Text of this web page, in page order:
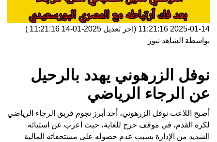
2025-01-14 11:21:16 (اخر تعديل 2025-01-14 11:21:16
)
بواسطة الشاهد نيوز
نوفل الزرهوني يهدد بالرحيل
عن الرجاء الرياضي
أصبح اللاعب نوفل الزرهوني، أحد أبرز نجوم فريق الرجاء الرياضي
لكرة القدم، في موقف حرج للغاية، حيث أعرب عن استيائه
الشديد من الإدارة بسبب عدم حصوله على مستحقاته المالية